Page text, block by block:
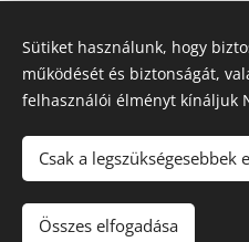
Nincs
© 2021 Minden
Sütiket használunk, hogy
működését és biztonságát,
felhasználói élményt kínáljuk
Csak a legszükségesebbek
Összes elfogadása